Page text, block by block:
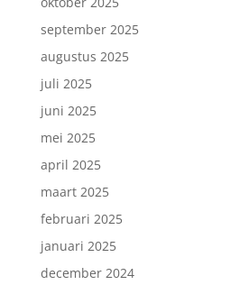
september 2025
augustus 2025
juli 2025
juni 2025
mei 2025
april 2025
maart 2025
februari 2025
januari 2025
december 2024